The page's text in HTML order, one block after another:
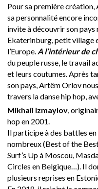
Pour sa première
sa personnalité encore
invite à découvrir son pays
Ekaterinburg, petit village
l’Europe. A l’intérieur de
du peuple russe, le travail
et leurs coutumes. Après
son pays, Artëm Orlov
travers la danse hip hop,
Mikhail Izmaylov,
hop en 2001.
Il participe à des battles
nombreux (Best of the
Surf’s Up à Moscou,
Circles en Belgique…). Il
plusieurs reprises en